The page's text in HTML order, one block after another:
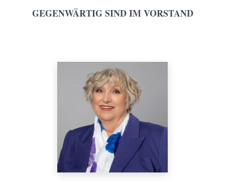
GEGENWÄRTIG SIND IM VORSTAND